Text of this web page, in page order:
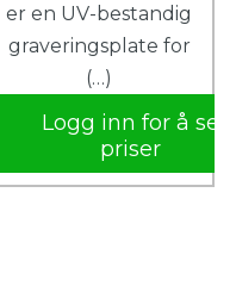
er en UV-bestandig
graveringsplate for
(…)
Logg inn for å se
priser